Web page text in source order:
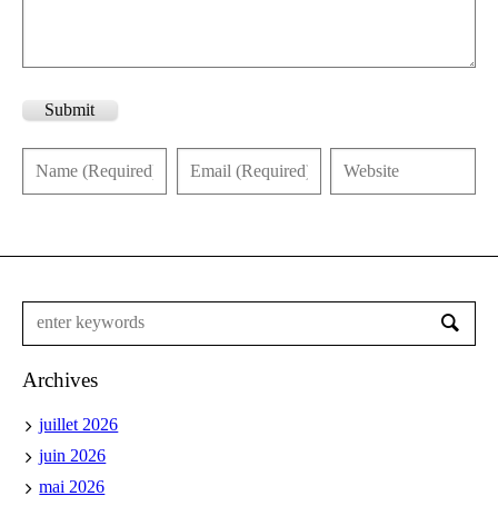
Submit
Archives
juillet 2026
juin 2026
mai 2026